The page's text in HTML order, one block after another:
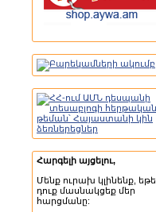
Հարգելի այցելու,
Մենք ուրախ կլինենք, եթե
դուք մասնակցեք մեր
հարցմանը: